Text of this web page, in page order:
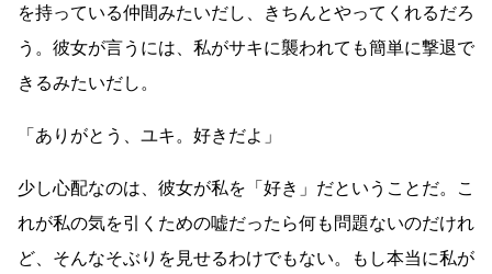
を持っている仲間みたいだし、きちんとやってくれるだろ
う。彼女が言うには、私がサキに襲われても簡単に撃退で
きるみたいだし。
「ありがとう、ユキ。好きだよ」
少し心配なのは、彼女が私を「好き」だということだ。こ
れが私の気を引くための嘘だったら何も問題ないのだけれ
ど、そんなそぶりを見せるわけでもない。もし本当に私が